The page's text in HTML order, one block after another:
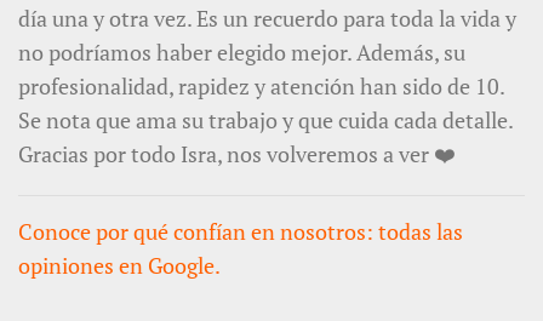
día una y otra vez. Es un recuerdo para toda la vida y
no podríamos haber elegido mejor. Además, su
profesionalidad, rapidez y atención han sido de 10.
Se nota que ama su trabajo y que cuida cada detalle.
Gracias por todo Isra, nos volveremos a ver ❤️
Conoce por qué confían en nosotros: todas las
opiniones en Google.